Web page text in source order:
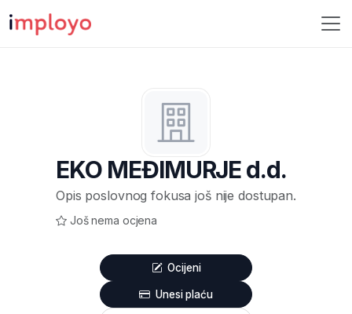
EKO MEĐIMURJE d.d.
Opis poslovnog fokusa još nije dostupan.
Još nema ocjena
Ocijeni
Unesi plaću